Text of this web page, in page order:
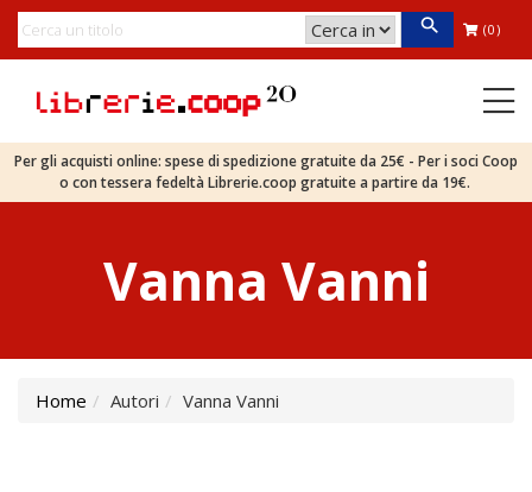
(0)
Per gli acquisti online: spese di spedizione gratuite da 25€ - Per i soci Coop
o con tessera fedeltà Librerie.coop gratuite a partire da 19€.
Vanna Vanni
Home Autori Vanna Vanni